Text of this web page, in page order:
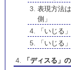
表現方法
側」
「いじる
「いじる
「ディスる」